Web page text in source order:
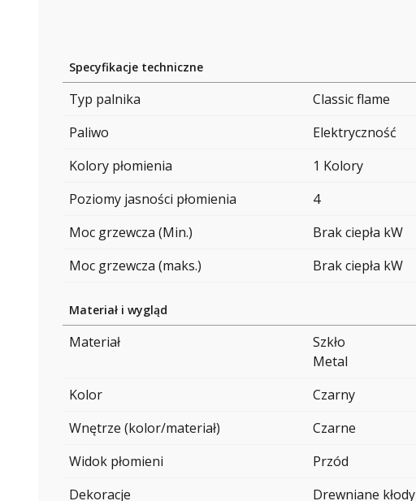
Specyfikacje techniczne
Typ palnika
Classic flame
Paliwo
Elektryczność
Kolory płomienia
1 Kolory
Poziomy jasności płomienia
4
Moc grzewcza (Min.)
Brak ciepła kW
Moc grzewcza (maks.)
Brak ciepła kW
Materiał i wygląd
Materiał
Szkło
Metal
Kolor
Czarny
Wnętrze (kolor/materiał)
Czarne
Widok płomieni
Przód
Dekoracje
Drewniane kłody